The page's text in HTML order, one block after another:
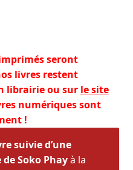
seront
livres restent
librairie ou sur le site
numériques sont
!
suivie d’une
de Soko Phayà la